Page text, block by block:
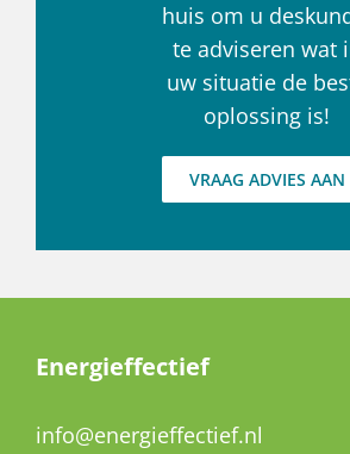
huis om u
te adviseren wat
uw situatie de
oplossing is!
VRAAG ADVIES AAN
Energieffectief
info@energieffectief.nl